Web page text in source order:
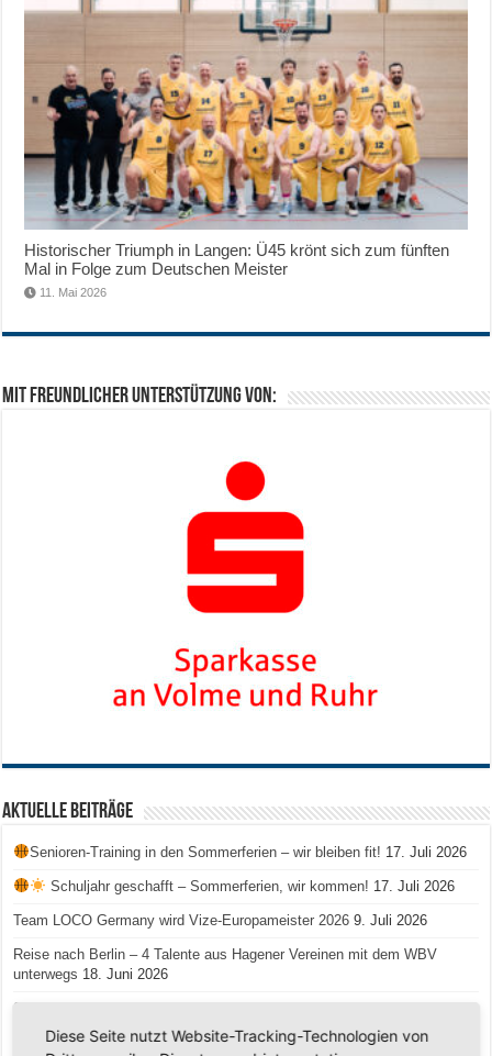
Historischer Triumph in Langen: Ü45 krönt sich zum fünften
Mal in Folge zum Deutschen Meister
11. Mai 2026
Mit freundlicher Unterstützung von:
Aktuelle Beiträge
Senioren-Training in den Sommerferien – wir bleiben fit! 17. Juli 2026
Schuljahr geschafft – Sommerferien, wir kommen! 17. Juli 2026
Team LOCO Germany wird Vize-Europameister 2026 9. Juli 2026
Reise nach Berlin – 4 Talente aus Hagener Vereinen mit dem WBV
unterwegs 18. Juni 2026
Saison 2026/2027 Trainingszeiten Jugend
Regionalliga-Meister SV Haspe 70 12. Mai 2026
Diese Seite nutzt Website-Tracking-Technologien von